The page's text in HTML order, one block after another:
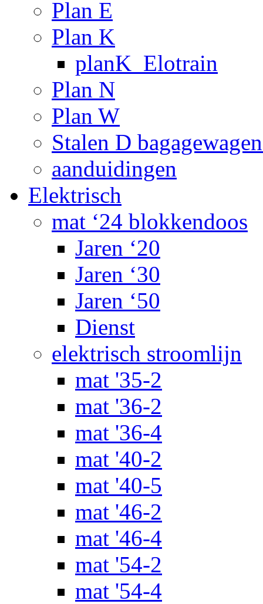
Plan E
Plan K
planK_Elotrain
Plan N
Plan W
Stalen D
aanduidingen
Elektrisch
mat ‘24 blokkendoos
Jaren ‘20
Jaren ‘30
Jaren ‘50
Dienst
elektrisch stroomlijn
mat '35-2
mat '36-2
mat '36-4
mat '40-2
mat '40-5
mat '46-2
mat '46-4
mat '54-2
mat '54-4